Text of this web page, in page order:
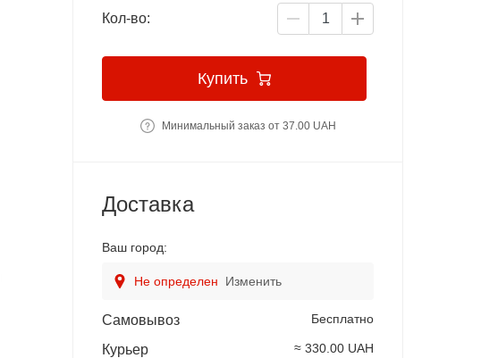
Кол-во:
Купить
Минимальный заказ от 37.00 UAH
Доставка
Ваш город:
Не определен Изменить
Самовывоз Бесплатно
Курьер ≈ 330.00 UAH